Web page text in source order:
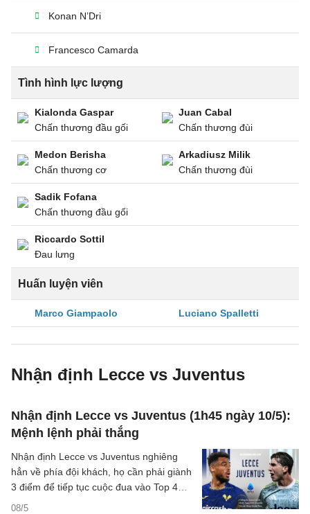
Konan N’Dri
Francesco Camarda
Tình hình lực lượng
Kialonda Gaspar
Chấn thương đầu gối
Juan Cabal
Chấn thương đùi
Medon Berisha
Chấn thương cơ
Arkadiusz Milik
Chấn thương đùi
Sadik Fofana
Chấn thương đầu gối
Riccardo Sottil
Đau lưng
Huấn luyện viên
Marco Giampaolo Luciano Spalletti
Nhận định Lecce vs Juventus
Nhận định Lecce vs Juventus (1h45 ngày 10/5):
Mệnh lệnh phải thắng
08/5
Nhận định Lecce vs Juventus nghiêng
hẳn về phía đội khách, họ cần phải giành
3 điểm để tiếp tục cuộc đua vào Top 4
Serie A mùa này.